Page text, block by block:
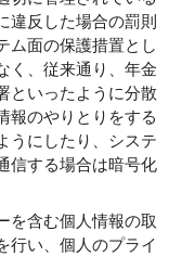
違反した場合の罰則
ム面の保護措置とし
く、従来通り、年金
といったように分散
報のやりとりをする
うにしたり、システ
信する場合は暗号化
を含む個人情報の取
行い、個人のプライ